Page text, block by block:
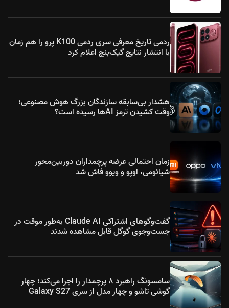
ردمی تاریخ معرفی سری ردمی K100 پرو را هم زمان
با انتشار نتایج گیک‌بنچ اعلام کرد
هشدار بی‌سابقه سازندگان بزرگ هوش مصنوعی؛
وقت کشیدن ترمز AIها رسیده است؟
زمان احتمالی عرضه پرچمداران دوربین‌محور
شیائومی، اوپو و ویوو فاش شد
گفت‌وگوهای اشتراکی Claude AI به‌طور موقت در
جست‌وجوی گوگل قابل مشاهده شدند
سامسونگ راهبرد ۸ پرچمدار را اجرا می‌کند؛ چهار
گوشی تاشو و چهار مدل از سری Galaxy S27